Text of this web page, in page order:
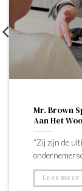
Mr. Brown
Aan Het
“Zij zijn de
Lees meer